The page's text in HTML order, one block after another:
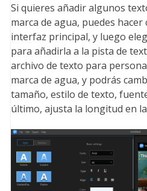
Si quieres añadir algunos
marca de agua, puedes hacer
interfaz principal, y luego
para añadirla a la pista de
archivo de texto para
marca de agua, y podrás
tamaño, estilo de texto,
último, ajusta la longitud en